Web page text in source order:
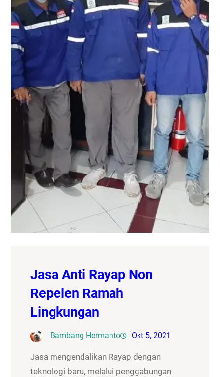
Jasa Anti Rayap Non
Repelen Ramah
Lingkungan
Bambang Hermanto Okt 5, 2021
Jasa mengendalikan Rayap dengan
teknologi baru, melalui penggabungan